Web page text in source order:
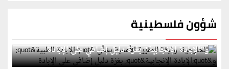
شؤون فلسطينية
الخارجية: وثيقة المقررة الأممية بشأن "الإبادة الطبية"
و"الإبادة الإنجابية" بغزة دليل إضافي على الإبادة